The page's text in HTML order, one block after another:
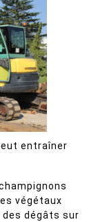
entraîner
végétaux
des dégâts sur